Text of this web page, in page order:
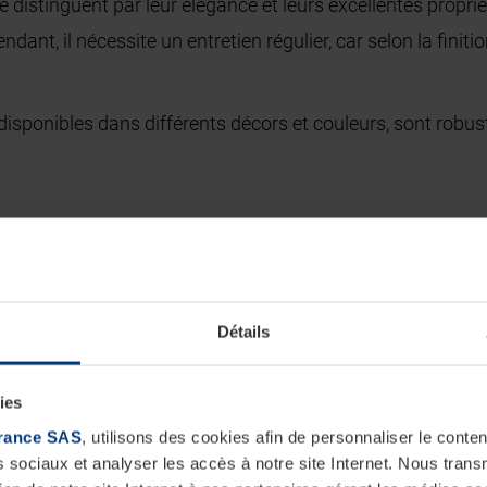
Détails
SAS, utilisons des cookies afin de personnaliser le
sociaux et analyser les accès à notre site Internet. Nous
distinguent par leur élégance et leurs excellentes
il nécessite un entretien régulier, car selon la
dans différents décors et couleurs, sont
Hörmann ?
?
accompagner et vous